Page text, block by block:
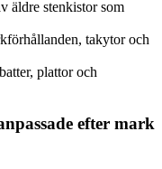
äldre stenkistor som
takytor och
plattor och
efter mark